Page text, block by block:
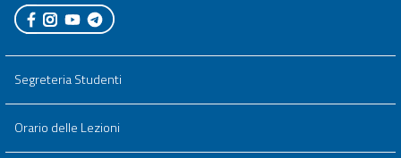
Segreteria Studenti
Orario delle Lezioni